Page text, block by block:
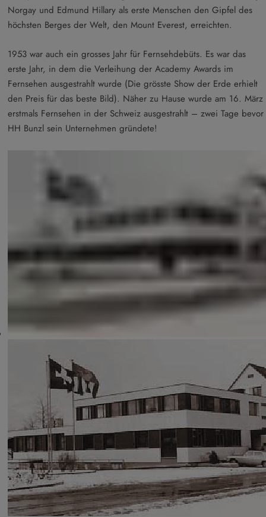
Norgay und Edmund Hillary als erste Menschen den Gipfel des
höchsten Berges der Welt, den Mount Everest, erreichten.
1953 war auch ein grosses Jahr für Fernsehdebüts. Es war das
erste Jahr, in dem die Verleihung der Academy Awards im
Fernsehen ausgestrahlt wurde (Die grösste Show der Erde erhielt
den Preis für das beste Bild). Näher zu Hause wurde am 16. März
erstmals Fernsehen in der Schweiz ausgestrahlt – zwei Tage bevor
HH Bunzl sein Unternehmen gründete!